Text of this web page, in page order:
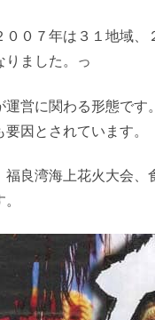
０７年は３１地域、
りました。っ
営に関わる形態で
因とされています。
良湾海上花火大会